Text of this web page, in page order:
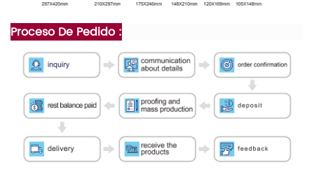
Proceso De Pedido :